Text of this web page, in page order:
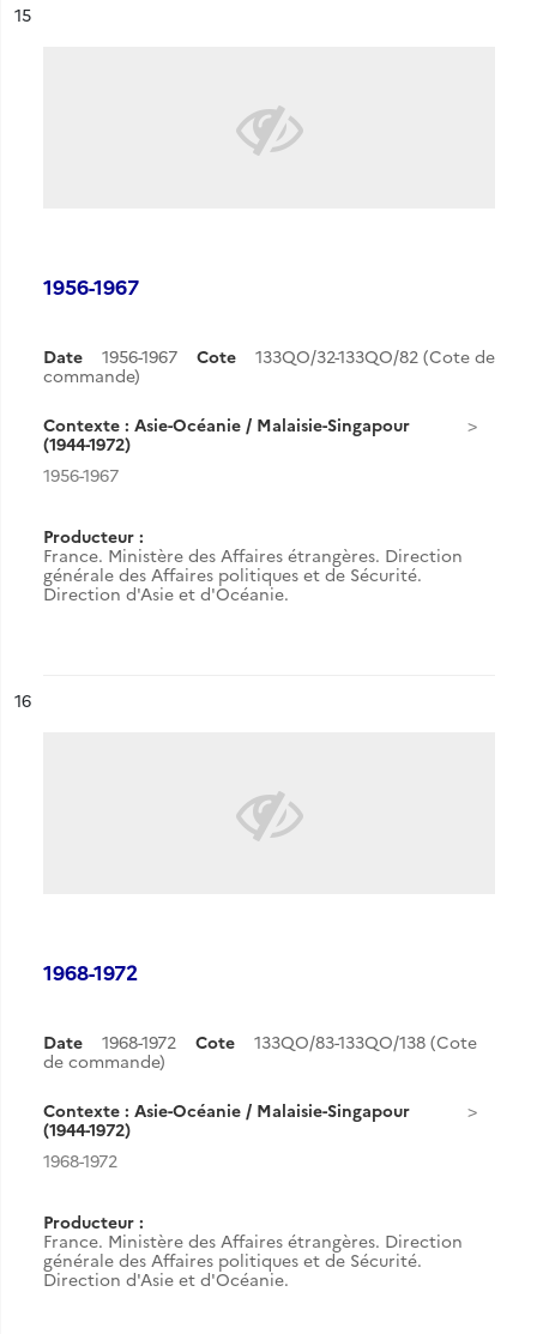
n°
15
1956-1967
Date 1956-1967 Cote
133QO/32-133QO/82 (Cote de
commande)
Contexte : Asie-Océanie / Malaisie-Singapour
(1944-1972)
1956-1967
Producteur :
France. Ministère des Affaires étrangères. Direction
générale des Affaires politiques et de Sécurité.
Direction d'Asie et d'Océanie.
n°
16
1968-1972
Date 1968-1972 Cote
133QO/83-133QO/138 (Cote
de commande)
Contexte : Asie-Océanie / Malaisie-Singapour
(1944-1972)
1968-1972
Producteur :
France. Ministère des Affaires étrangères. Direction
générale des Affaires politiques et de Sécurité.
Direction d'Asie et d'Océanie.